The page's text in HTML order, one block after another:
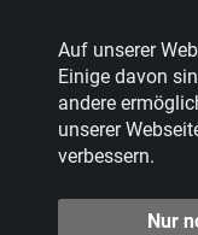
Zentrale:02234 9217-0
Abfallberatung:02234
Auf unserer
Einige davon
andere
unserer
verbessern.
Nur